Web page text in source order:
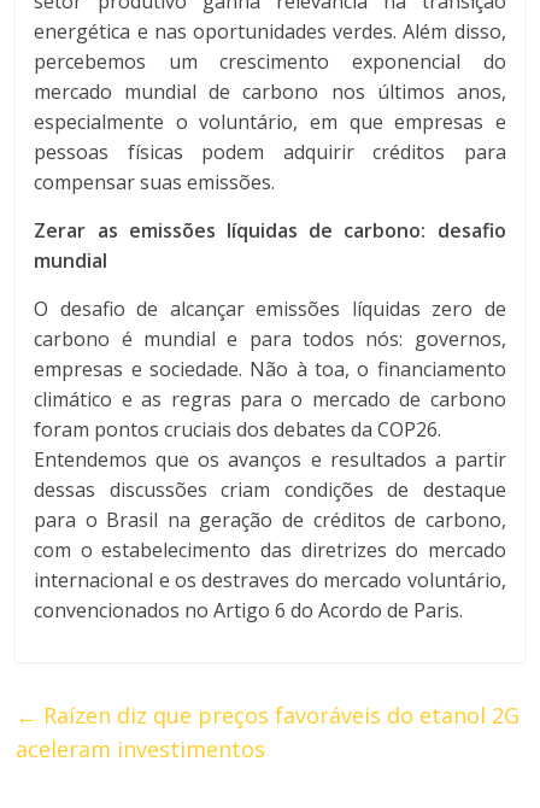
energética e nas oportunidades verdes. Além disso,
percebemos um crescimento exponencial do
mercado mundial de carbono nos últimos anos,
especialmente o voluntário, em que empresas e
pessoas físicas podem adquirir créditos para
compensar suas emissões.
Zerar as emissões líquidas de carbono: desafio
mundial
O desafio de alcançar emissões líquidas zero de
carbono é mundial e para todos nós: governos,
empresas e sociedade. Não à toa, o financiamento
climático e as regras para o mercado de carbono
foram pontos cruciais dos debates da COP26.
Entendemos que os avanços e resultados a partir
dessas discussões criam condições de destaque
para o Brasil na geração de créditos de carbono,
com o estabelecimento das diretrizes do mercado
internacional e os destraves do mercado voluntário,
convencionados no Artigo 6 do Acordo de Paris.
← Raízen diz que preços favoráveis do etanol 2G
aceleram investimentos